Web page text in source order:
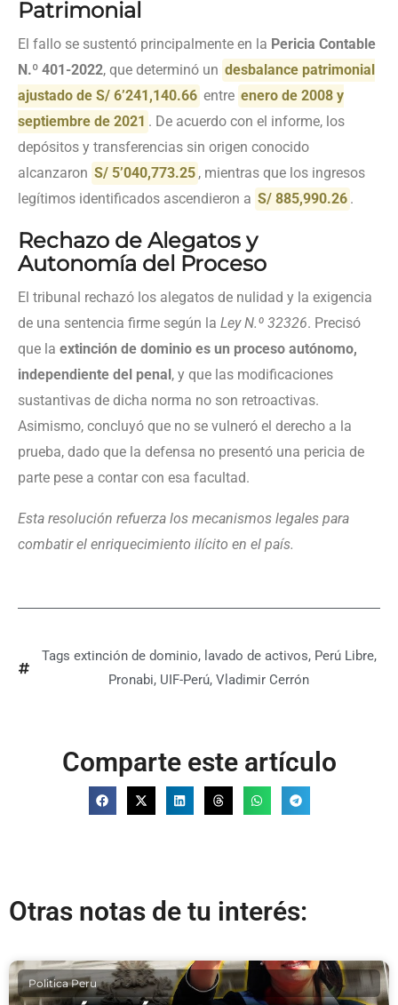
Patrimonial
El fallo se sustentó principalmente en la Pericia Contable
N.º 401-2022, que determinó un desbalance patrimonial
ajustado de S/ 6’241,140.66 entre enero de 2008 y
septiembre de 2021 . De acuerdo con el informe, los
depósitos y transferencias sin origen conocido
alcanzaron S/ 5’040,773.25 , mientras que los ingresos
legítimos identificados ascendieron a S/ 885,990.26 .
Rechazo de Alegatos y
Autonomía del Proceso
El tribunal rechazó los alegatos de nulidad y la exigencia
de una sentencia firme según la Ley N.º 32326. Precisó
que la extinción de dominio es un proceso autónomo,
independiente del penal , y que las modificaciones
sustantivas de dicha norma no son retroactivas.
Asimismo, concluyó que no se vulneró el derecho a la
prueba, dado que la defensa no presentó una pericia de
parte pese a contar con esa facultad.
Esta resolución refuerza los mecanismos legales para
combatir el enriquecimiento ilícito en el país.
Tags extinción de dominio, lavado de activos, Perú Libre,
Pronabi, UIF-Perú, Vladimir Cerrón
Comparte este artículo
Otras notas de tu interés:
Politica Peru